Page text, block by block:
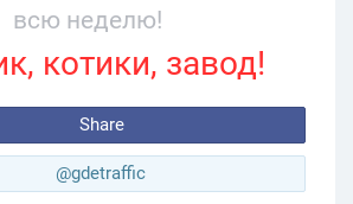
всю неделю!
котики, завод!
Share
@gdetraffic